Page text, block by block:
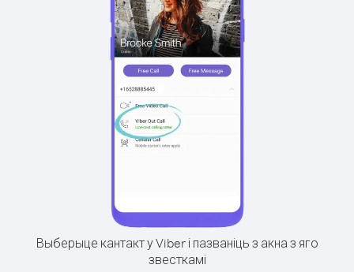
Выберыце кантакт у Viber і пазваніць з акна з яго
звесткамі